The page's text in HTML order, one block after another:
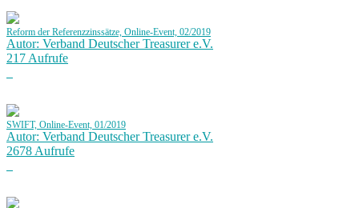
Reform der Referenzzinssätze, Online-Event, 02/2019
Autor: Verband Deutscher Treasurer e.V.
217 Aufrufe
SWIFT, Online-Event, 01/2019
Autor: Verband Deutscher Treasurer e.V.
2678 Aufrufe